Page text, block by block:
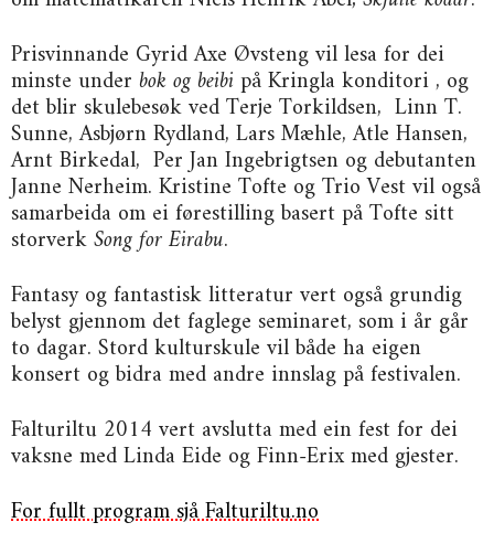
Prisvinnande Gyrid Axe Øvsteng vil lesa for dei
minste under bok og beibi på Kringla konditori , og
det blir skulebesøk ved Terje Torkildsen, Linn T.
Sunne, Asbjørn Rydland, Lars Mæhle, Atle Hansen,
Arnt Birkedal, Per Jan Ingebrigtsen og debutanten
Janne Nerheim. Kristine Tofte og Trio Vest vil også
samarbeida om ei førestilling basert på Tofte sitt
storverkSong for Eirabu.
Fantasy og fantastisk litteratur vert også grundig
belyst gjennom det faglege seminaret, som i år går
to dagar. Stord kulturskule vil både ha eigen
konsert og bidra med andre innslag på festivalen.
Falturiltu 2014 vert avslutta med ein fest for dei
vaksne med Linda Eide og Finn-Erix med gjester.
For fullt program sjå Falturiltu.no